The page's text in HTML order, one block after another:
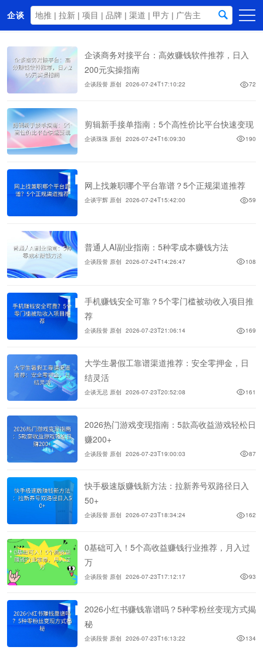
企谈
商务资源
关于我们
企谈商务对接平台：高效赚钱软件推荐，日入
200元实操指南
企谈段誉 原创 2026-07-24T17:10:22 72
剪辑新手接单指南：5个高性价比平台快速变现
企谈珠珠 原创 2026-07-24T16:09:30 190
网上找兼职哪个平台靠谱？5个正规渠道推荐
企谈宇辉 原创 2026-07-24T15:42:00 59
普通人AI副业指南：5种零成本赚钱方法
企谈段誉 原创 2026-07-24T14:26:47 108
手机赚钱安全可靠？5个零门槛被动收入项目推
荐
企谈段誉 原创 2026-07-23T21:06:14 169
大学生暑假工靠谱渠道推荐：安全零押金，日
结灵活
企谈无忌 原创 2026-07-23T20:52:08 161
2026热门游戏变现指南：5款高收益游戏轻松日
赚200+
企谈段誉 原创 2026-07-23T19:00:03 87
快手极速版赚钱新方法：拉新养号双路径日入
50+
企谈段誉 原创 2026-07-23T18:34:24 162
0基础可入！5个高收益赚钱行业推荐，月入过
万
企谈段誉 原创 2026-07-23T17:12:17 93
2026小红书赚钱靠谱吗？5种零粉丝变现方式揭
秘
企谈段誉 原创 2026-07-23T16:13:22 134